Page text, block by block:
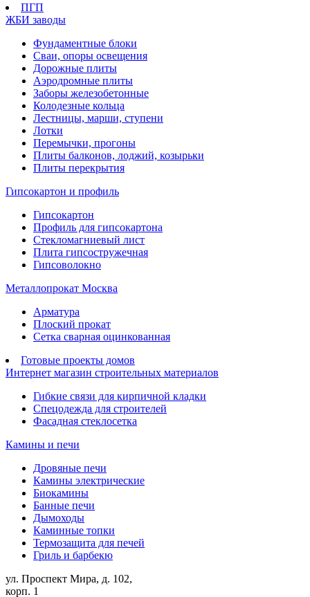
ПГП
ЖБИ заводы
Фундаментные блоки
Сваи, опоры освещения
Дорожные плиты
Аэродромные плиты
Заборы железобетонные
Колодезные кольца
Лестницы, марши, ступени
Лотки
Перемычки, прогоны
Плиты балконов, лоджий, козырьки
Плиты перекрытия
Гипсокартон и профиль
Гипсокартон
Профиль для гипсокартона
Стекломагниевый лист
Плита гипсостружечная
Гипсоволокно
Металлопрокат Москва
Арматура
Плоский прокат
Сетка сварная оцинкованная
Готовые проекты домов
Интернет магазин строительных материалов
Гибкие связи для кирпичной кладки
Спецодежда для строителей
Фасадная стеклосетка
Камины и печи
Дровяные печи
Камины электрические
Биокамины
Банные печи
Дымоходы
Каминные топки
Термозащита для печей
Гриль и барбекю
ул. Проспект Мира, д. 102,
корп. 1